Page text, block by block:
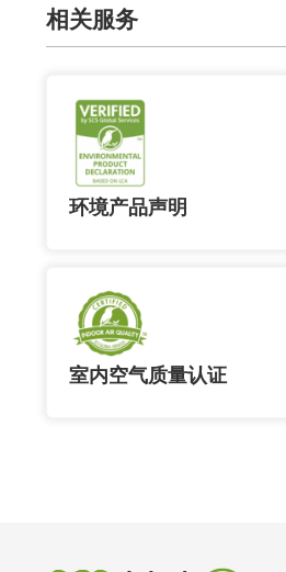
相关服务
环境产品声明
室内空气质量认证